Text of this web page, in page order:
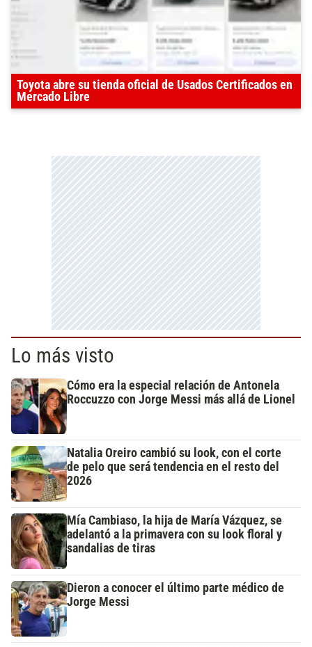
Toyota abre su tienda oficial de Usados Certificados en
Mercado Libre
Lo más visto
Cómo era la especial relación de Antonela
Roccuzzo con Jorge Messi más allá de Lionel
Natalia Oreiro cambió su look, con el corte
de pelo que será tendencia en el resto del
2026
Mía Cambiaso, la hija de María Vázquez, se
adelantó a la primavera con su look floral y
sandalias de tiras
Dieron a conocer el último parte médico de
Jorge Messi